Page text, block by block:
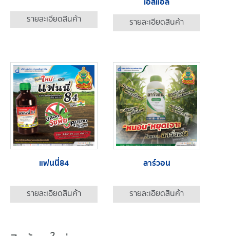
รายละเอียดสินค้า รายละเอียดสินค้า
แฟนนี่84
รายละเอียดสินค้า
ลาร์วอน
รายละเอียดสินค้า